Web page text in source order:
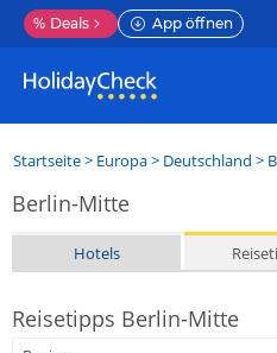
% Deals App öffnen
Startseite> Europa> Deutschland >
Berlin-Mitte
Hotels
Reisetipps Berlin-Mitte